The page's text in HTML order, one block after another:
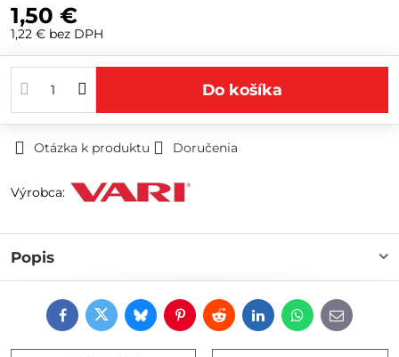
1,50 €
1,22 € bez DPH
Do košíka
Otázka k produktu Doručenia
Výrobca:
Popis
FacebookTwitterBlueskyPinterestRedditLinkedInWhatsApp
E-
mail